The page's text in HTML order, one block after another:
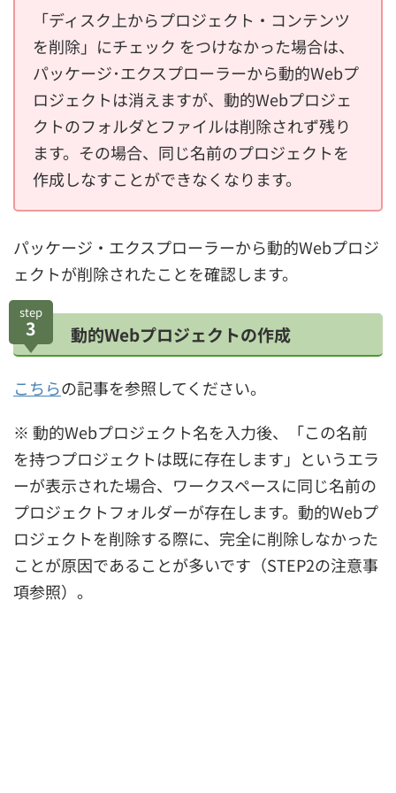
「ディスク上からプロジェクト・コンテンツ
を削除」にチェック をつけなかった場合は、
パッケージ･エクスプローラーから動的Webプ
ロジェクトは消えますが、動的Webプロジェ
クトのフォルダとファイルは削除されず残り
ます。その場合、同じ名前のプロジェクトを
作成しなすことができなくなります。
パッケージ・エクスプローラーから動的Webプロジ
ェクトが削除されたことを確認します。
step
3 動的Webプロジェクトの作成
こちらの記事を参照してください。
※ 動的Webプロジェクト名を入力後、「この名前
を持つプロジェクトは既に存在します」というエラ
ーが表示された場合、ワークスペースに同じ名前の
プロジェクトフォルダーが存在します。動的Webプ
ロジェクトを削除する際に、完全に削除しなかった
ことが原因であることが多いです（STEP2の注意事
項参照）。